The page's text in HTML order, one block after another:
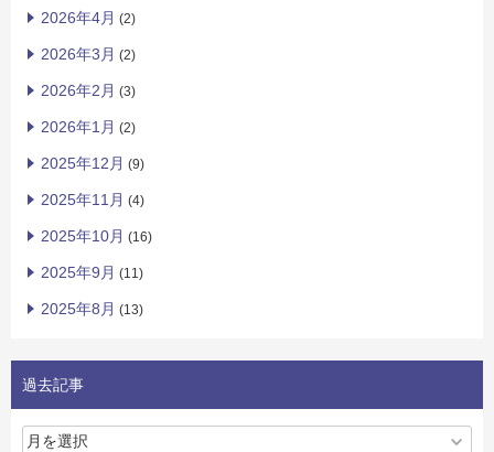
2026年4月 (2)
2026年3月 (2)
2026年2月 (3)
2026年1月 (2)
2025年12月 (9)
2025年11月 (4)
2025年10月 (16)
2025年9月 (11)
2025年8月 (13)
過去記事